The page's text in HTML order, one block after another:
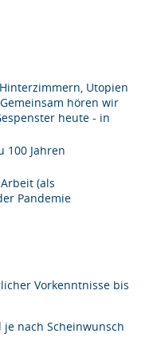
Utopien
hören wir
heute - in
100 Jahren
(als
Pandemie
Vorkenntnisse bis
nach Scheinwunsch